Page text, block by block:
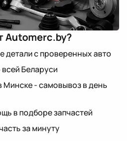
Automerc.by?
детали с проверенных авто
Беларуси
Минске - самовывоз в день
в подборе запчастей
за минуту